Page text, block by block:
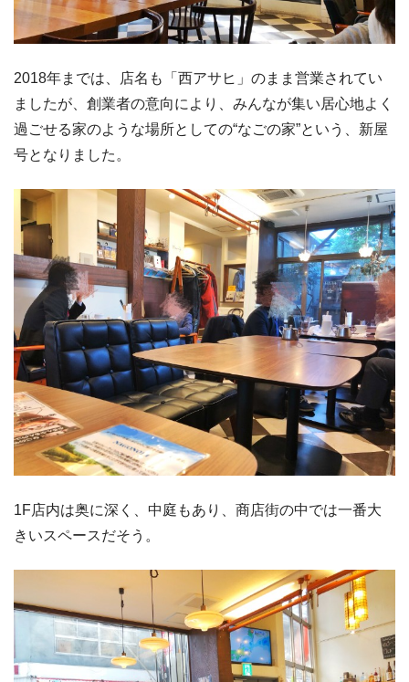
2018年までは、店名も「西アサヒ」のまま営業されてい
ましたが、創業者の意向により、みんなが集い居心地よく
過ごせる家のような場所としての“なごの家”という、新屋
号となりました。
1F店内は奥に深く、中庭もあり、商店街の中では一番大
きいスペースだそう。